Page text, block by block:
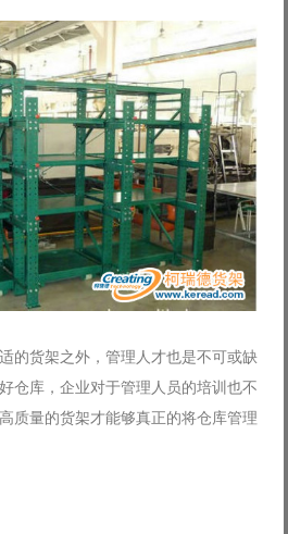
的货架之外，管理人才也是不可或缺
仓库，企业对于管理人员的培训也不
质量的货架才能够真正的将仓库管理